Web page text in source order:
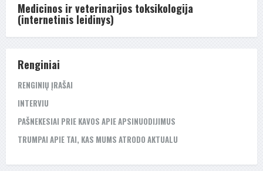
Medicinos ir veterinarijos toksikologija
(internetinis leidinys)
Renginiai
RENGINIŲ ĮRAŠAI
INTERVIU
PAŠNEKESIAI PRIE KAVOS APIE APSINUODIJIMUS
TRUMPAI APIE TAI, KAS MUMS ATRODO AKTUALU